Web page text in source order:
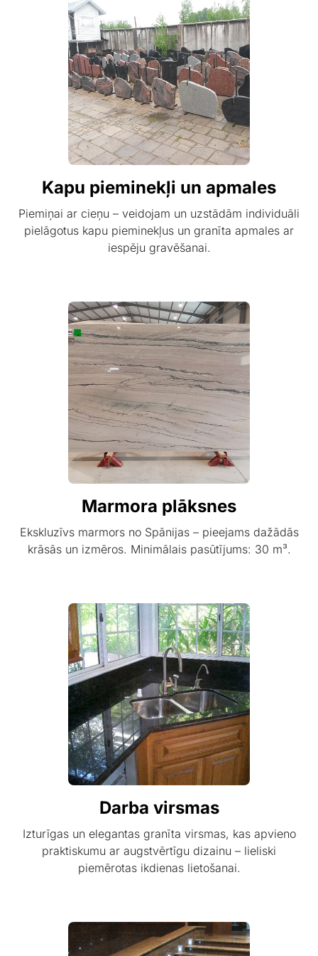
Kapu pieminekļi un apmales
Piemiņai ar cieņu – veidojam un uzstādām individuāli
pielāgotus kapu pieminekļus un granīta apmales ar
iespēju gravēšanai.
Marmora plāksnes
Ekskluzīvs marmors no Spānijas – pieejams dažādās
krāsās un izmēros. Minimālais pasūtījums: 30 m³.
Darba virsmas
Izturīgas un elegantas granīta virsmas, kas apvieno
praktiskumu ar augstvērtīgu dizainu – lieliski
piemērotas ikdienas lietošanai.